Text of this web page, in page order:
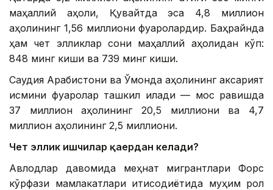
маҳаллий аҳоли, Қувайтда эса 4,8 миллион
аҳолининг 1,56 миллиони фуқаролардир. Баҳрайнда
ҳам чет элликлар сони маҳаллий аҳолидан кўп:
848 минг киши ва 739 минг киши.
Саудия Арабистони ва Ўмонда аҳолининг аксарият
қисмини фуқаролар ташкил қилади — мос равишда
37 миллион аҳолининг 20,5 миллиони ва 4,7
миллион аҳолининг 2,5 миллиони.
Чет эллик ишчилар қаердан келади?
Авлодлар давомида меҳнат мигрантлари Форс
кўрфази мамлакатлари иқтисодиётида муҳим рол